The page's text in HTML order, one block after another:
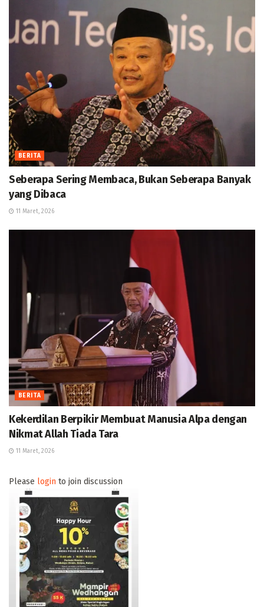
BERITA
Seberapa Sering Membaca, Bukan Seberapa Banyak
yang Dibaca
11 Maret, 2026
BERITA
Kekerdilan Berpikir Membuat Manusia Alpa dengan
Nikmat Allah Tiada Tara
11 Maret, 2026
Please login to join discussion